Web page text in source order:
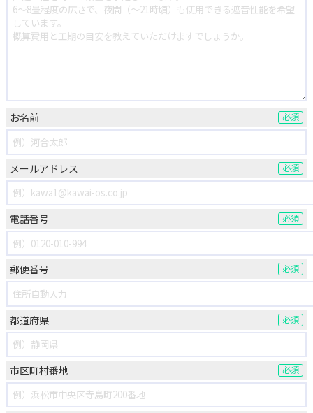
お名前 必須
メールアドレス 必須
電話番号 必須
郵便番号 必須
都道府県 必須
市区町村番地 必須